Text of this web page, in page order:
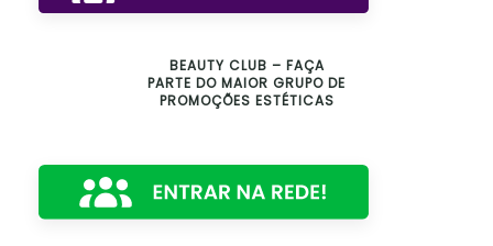
BEAUTY CLUB – FAÇA
PARTE DO MAIOR GRUPO DE
PROMOÇÕES ESTÉTICAS